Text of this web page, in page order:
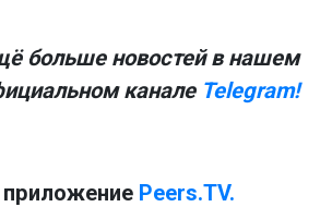
больше новостей в нашем
канале Telegram!
приложение Peers.TV.